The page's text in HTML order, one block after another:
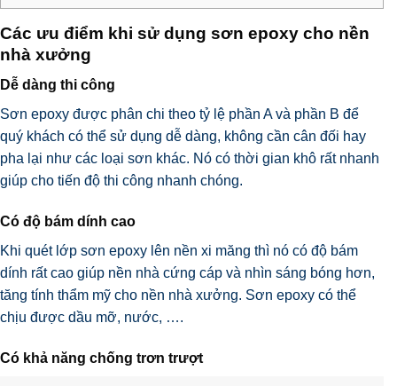
Các ưu điểm khi sử dụng sơn epoxy cho nền
nhà xưởng
Dễ dàng thi công
Sơn epoxy được phân chi theo tỷ lệ phần A và phần B để
quý khách có thể sử dụng dễ dàng, không cần cân đối hay
pha lại như các loại sơn khác. Nó có thời gian khô rất nhanh
giúp cho tiến độ thi công nhanh chóng.
Có độ bám dính cao
Khi quét lớp sơn epoxy lên nền xi măng thì nó có độ bám
dính rất cao giúp nền nhà cứng cáp và nhìn sáng bóng hơn,
tăng tính thẩm mỹ cho nền nhà xưởng. Sơn epoxy có thể
chịu được dầu mỡ, nước, ….
Có khả năng chống trơn trượt